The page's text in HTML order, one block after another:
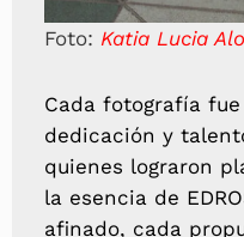
Foto: Katia Lucia
Cada fotografía
dedicación y
quienes lograron
la esencia de
afinado, cada